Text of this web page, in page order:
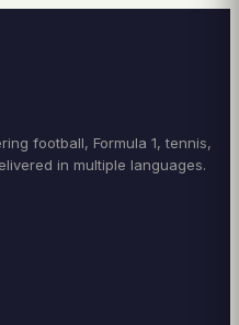
football, Formula 1, tennis,
in multiple languages.